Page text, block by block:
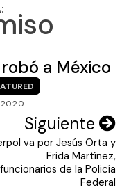
a México
2020
Siguiente
va por Jesús Orta y
Frida Martínez,
de la Policía
Federal